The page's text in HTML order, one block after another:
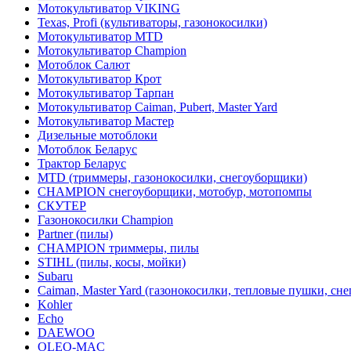
Мотокультиватор VIKING
Texas, Profi (культиваторы, газонокосилки)
Мотокультиватор MTD
Мотокультиватор Champion
Мотоблок Салют
Мотокультиватор Крот
Мотокультиватор Тарпан
Мотокультиватор Caiman, Pubert, Master Yard
Мотокультиватор Мастер
Дизельные мотоблоки
Мотоблок Беларус
Трактор Беларус
MTD (триммеры, газонокосилки, снегоуборщики)
CHAMPION снегоуборщики, мотобур, мотопомпы
СКУТЕР
Газонокосилки Champion
Partner (пилы)
CHAMPION триммеры, пилы
STIHL (пилы, косы, мойки)
Subaru
Caiman, Master Yard (газонокосилки, тепловые пушки,
Kohler
Echo
DAEWOO
OLEO-MAC